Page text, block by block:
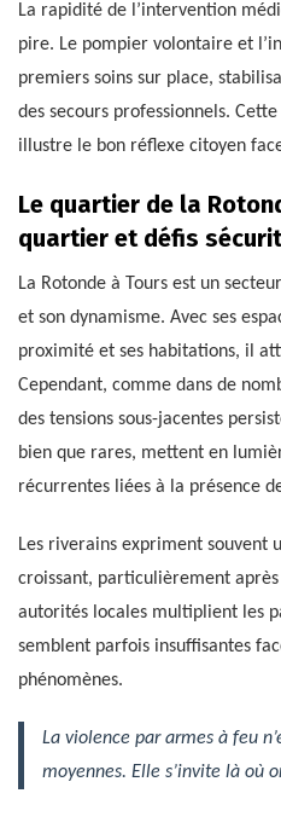
La rapidité de l’intervention
pire. Le pompier volontaire et
premiers soins sur place,
des secours professionnels.
illustre le bon réflexe citoyen
Le quartier de la
quartier et défis
La Rotonde à Tours est un
et son dynamisme. Avec ses
proximité et ses habitations, il
Cependant, comme dans de
des tensions sous-jacentes
bien que rares, mettent en
récurrentes liées à la présence
Les riverains expriment souvent
croissant, particulièrement
autorités locales multiplient les
semblent parfois insuffisantes
phénomènes.
La violence par armes à feu
moyennes. Elle s’invite là où